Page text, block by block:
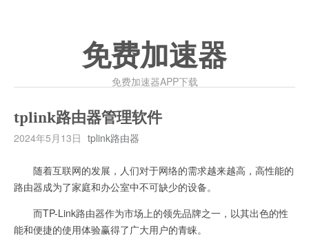
免费加速器
免费加速器APP下载
tplink路由器管理软件
2024年5月13日 tplink路由器
随着互联网的发展，人们对于网络的需求越来越高，高性能的
路由器成为了家庭和办公室中不可缺少的设备。
而TP-Link路由器作为市场上的领先品牌之一，以其出色的性
能和便捷的使用体验赢得了广大用户的青睐。